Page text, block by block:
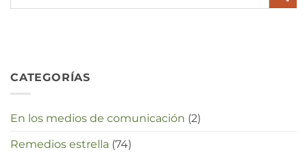
in
CATEGORÍAS
En los medios de comunicación (2)
Remedios estrella (74)